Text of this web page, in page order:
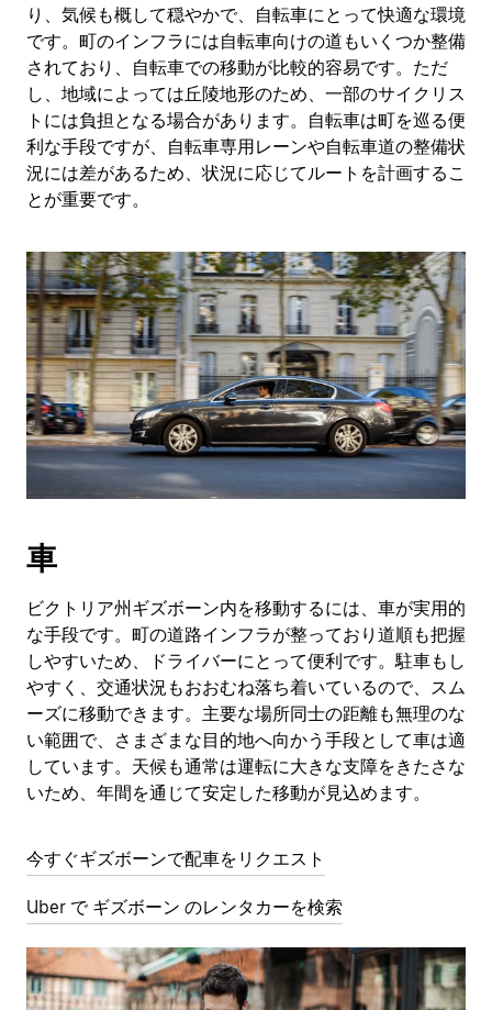
り、気候も概して穏やかで、自転車にとって快適な環境
です。町のインフラには自転車向けの道もいくつか整備
されており、自転車での移動が比較的容易です。ただ
し、地域によっては丘陵地形のため、一部のサイクリス
トには負担となる場合があります。自転車は町を巡る便
利な手段ですが、自転車専用レーンや自転車道の整備状
況には差があるため、状況に応じてルートを計画するこ
とが重要です。
車
ビクトリア州ギズボーン内を移動するには、車が実用的
な手段です。町の道路インフラが整っており道順も把握
しやすいため、ドライバーにとって便利です。駐車もし
やすく、交通状況もおおむね落ち着いているので、スム
ーズに移動できます。主要な場所同士の距離も無理のな
い範囲で、さまざまな目的地へ向かう手段として車は適
しています。天候も通常は運転に大きな支障をきたさな
いため、年間を通じて安定した移動が見込めます。
今すぐギズボーンで配車をリクエスト
Uber で ギズボーン のレンタカーを検索